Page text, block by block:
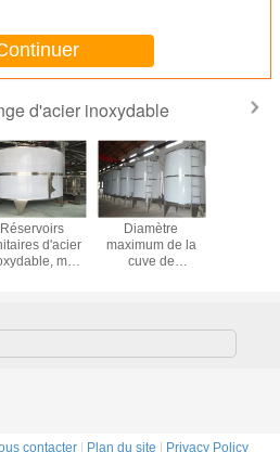
d'acier inoxydable
Réservoirs
d'acier
mur
Diamètre
maximum de la
cuve de
d'isolation
2200mm
contacter | Plan du site | Privacy Policy